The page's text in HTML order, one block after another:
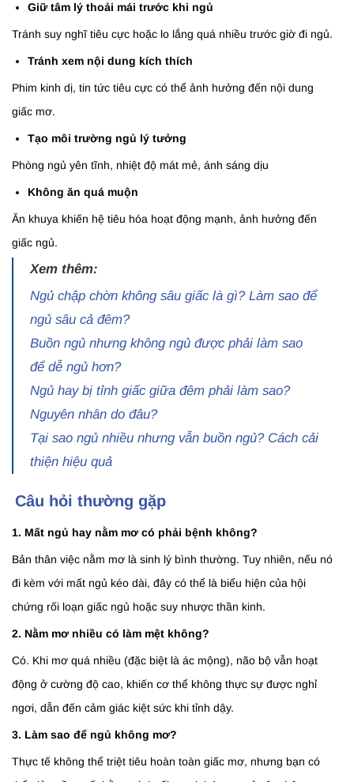
Giữ tâm lý thoải mái trước khi ngủ
Tránh suy nghĩ tiêu cực hoặc lo lắng quá nhiều trước giờ đi ngủ.
Tránh xem nội dung kích thích
Phim kinh dị, tin tức tiêu cực có thể ảnh hưởng đến nội dung
giấc mơ.
Tạo môi trường ngủ lý tưởng
Phòng ngủ yên tĩnh, nhiệt độ mát mẻ, ánh sáng dịu
Không ăn quá muộn
Ăn khuya khiến hệ tiêu hóa hoạt động mạnh, ảnh hưởng đến
giấc ngủ.
Xem thêm:
Ngủ chập chờn không sâu giấc là gì? Làm sao để
ngủ sâu cả đêm?
Buồn ngủ nhưng không ngủ được phải làm sao
để dễ ngủ hơn?
Ngủ hay bị tỉnh giấc giữa đêm phải làm sao?
Nguyên nhân do đâu?
Tại sao ngủ nhiều nhưng vẫn buồn ngủ? Cách cải
thiện hiệu quả
Câu hỏi thường gặp
1. Mất ngủ hay nằm mơ có phải bệnh không?
Bản thân việc nằm mơ là sinh lý bình thường. Tuy nhiên, nếu nó
đi kèm với mất ngủ kéo dài, đây có thể là biểu hiện của hội
chứng rối loạn giấc ngủ hoặc suy nhược thần kinh.
2. Nằm mơ nhiều có làm mệt không?
Có. Khi mơ quá nhiều (đặc biệt là ác mộng), não bộ vẫn hoạt
động ở cường độ cao, khiến cơ thể không thực sự được nghỉ
ngơi, dẫn đến cảm giác kiệt sức khi tỉnh dậy.
3. Làm sao để ngủ không mơ?
Thực tế không thể triệt tiêu hoàn toàn giấc mơ, nhưng bạn có